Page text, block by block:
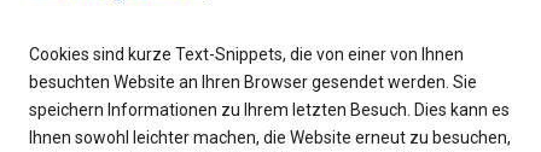
Cookies sind kurze Text-Snippets, die von einer von Ihnen
besuchten Website an Ihren Browser gesendet werden. Sie
speichern Informationen zu Ihrem letzten Besuch. Dies kann es
Ihnen sowohl leichter machen, die Website erneut zu besuchen,